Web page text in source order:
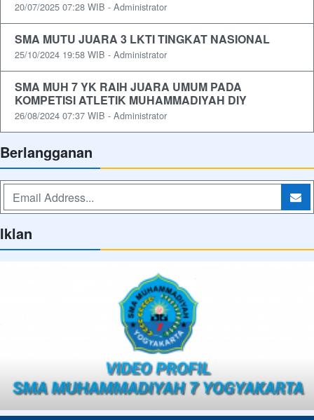
20/07/2025 07:28 WIB - Administrator
SMA MUTU JUARA 3 LKTI TINGKAT NASIONAL
25/10/2024 19:58 WIB - Administrator
SMA MUH 7 YK RAIH JUARA UMUM PADA
KOMPETISI ATLETIK MUHAMMADIYAH DIY
26/08/2024 07:37 WIB - Administrator
Berlangganan
Iklan